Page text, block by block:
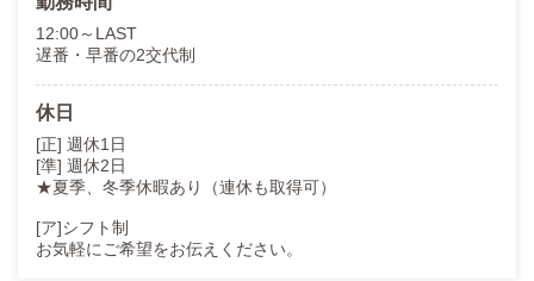
12:00～LAST
遅番・早番の2交代制
休日
[正] 週休1日
[準] 週休2日
★夏季、冬季休暇あり（連休も取得可）
[ア]シフト制
お気軽にご希望をお伝えください。